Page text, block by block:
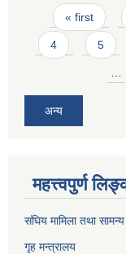
Pages
« first
4 5
अन्य
महत्त्वपुर्ण
संघिय मामिला तथा
गृह मन्त्रालय